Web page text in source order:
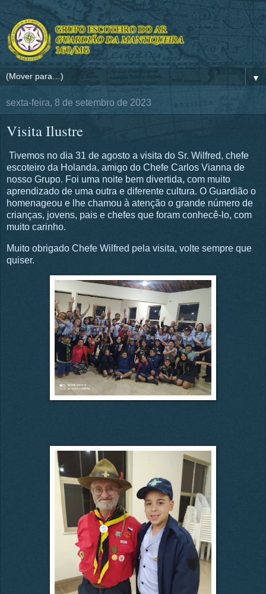
▼
sexta-feira, 8 de setembro de 2023
Visita Ilustre
Tivemos no dia 31 de agosto a visita do Sr. Wilfred, chefe
escoteiro da Holanda, amigo do Chefe Carlos Vianna de
nosso Grupo. Foi uma noite bem divertida, com muito
aprendizado de uma outra e diferente cultura. O Guardião o
homenageou e lhe chamou à atenção o grande número de
crianças, jovens, pais e chefes que foram conhecê-lo, com
muito carinho.
Muito obrigado Chefe Wilfred pela visita, volte sempre que
quiser.